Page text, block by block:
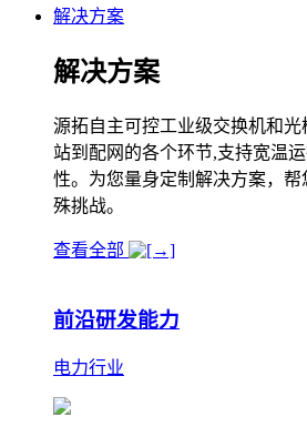
解决方案
解决方案
源拓自主可控工业级交换机和
站到配网的各个环节,支持宽温
性。为您量身定制解决方案，
殊挑战。
查看全部
前沿研发能力
电力行业